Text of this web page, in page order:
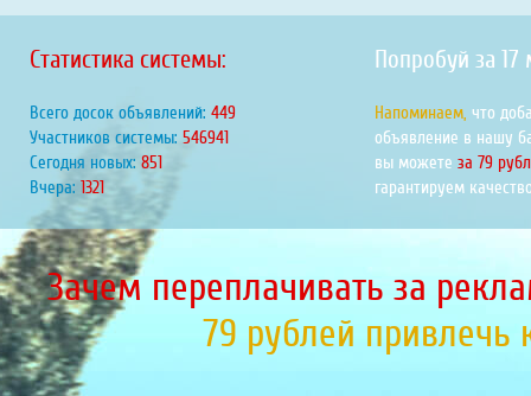
Статистика системы:
Всего досок объявлений: 470
Участников системы: 572430
Сегодня новых: 891
Вчера: 1383
Попробуй за 17
Напоминаем, что
объявление в нашу
вы можете за 79
гарантируем
Зачем переплачивать за
79 рублей